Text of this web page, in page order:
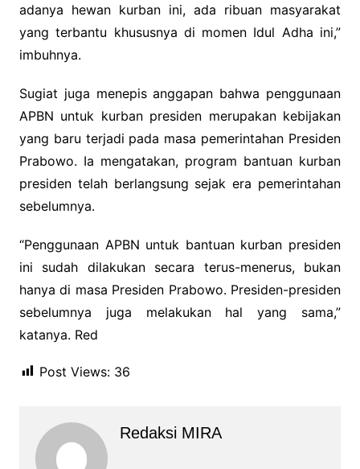
adanya hewan kurban ini, ada ribuan masyarakat
yang terbantu khususnya di momen Idul Adha ini,”
imbuhnya.
Sugiat juga menepis anggapan bahwa penggunaan
APBN untuk kurban presiden merupakan kebijakan
yang baru terjadi pada masa pemerintahan Presiden
Prabowo. Ia mengatakan, program bantuan kurban
presiden telah berlangsung sejak era pemerintahan
sebelumnya.
“Penggunaan APBN untuk bantuan kurban presiden
ini sudah dilakukan secara terus-menerus, bukan
hanya di masa Presiden Prabowo. Presiden-presiden
sebelumnya juga melakukan hal yang sama,”
katanya. Red
Post Views: 36
Redaksi MIRA